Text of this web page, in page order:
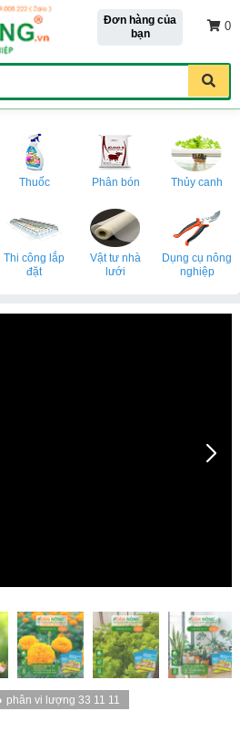
Đơn hàng của
bạn
0
Thuốc Phân bón Thủy canh
Thi công lắp
đặt
Vật tư nhà
lưới
Dụng cụ nông
nghiệp